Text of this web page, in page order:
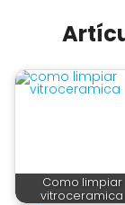
Como limpiar
vitroceramica